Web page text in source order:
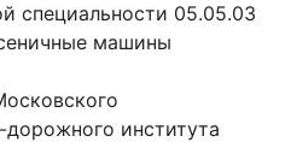
специальности 05.05.03
машины
института